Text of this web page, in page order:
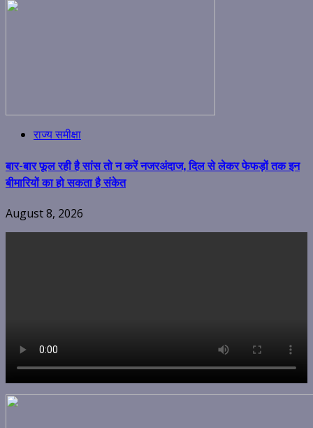
राज्य समीक्षा
बार-बार फूल रही है सांस तो न करें नजरअंदाज, दिल से लेकर फेफड़ों तक इन
बीमारियों का हो सकता है संकेत
August 8, 2026